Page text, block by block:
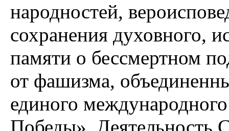
народностей,
сохранения духовного,
памяти о бессмертном
от фашизма,
единого